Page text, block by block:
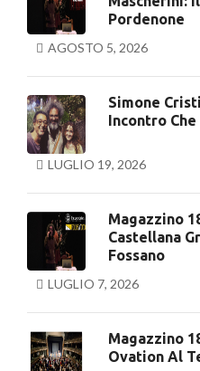
Pordenone
AGOSTO 5, 2026
Simone
Incontro
LUGLIO 19, 2026
Magazzino
Castellana
Fossano
LUGLIO 7, 2026
Magazzino
Ovation Al